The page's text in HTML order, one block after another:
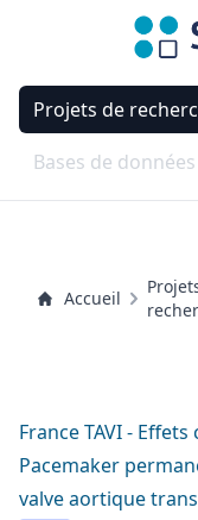
Projets de
Bases de données
Accueil
France TAVI -
Pacemaker
valve aortique